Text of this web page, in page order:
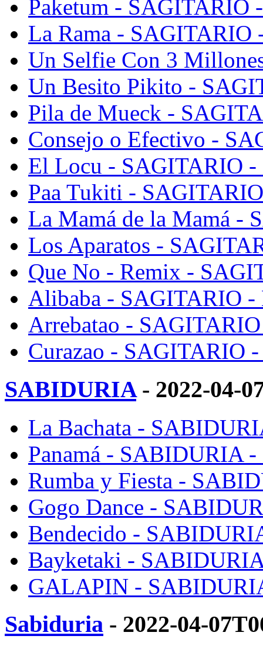
Paketum - SAGITARIO
La Rama - SAGITARIO
Un Selfie Con 3
Un Besito Pikito -
Pila de Mueck -
Consejo o Efectivo -
El Locu - SAGITARIO
Paa Tukiti -
La Mamá de la Mamá -
Los Aparatos -
Que No - Remix -
Alibaba - SAGITARIO -
Arrebatao -
Curazao - SAGITARIO
SABIDURIA- 2022-04-
La Bachata -
Panamá - SABIDURIA
Rumba y Fiesta -
Gogo Dance -
Bendecido -
Bayketaki -
GALAPIN -
Sabiduria - 2022-04-